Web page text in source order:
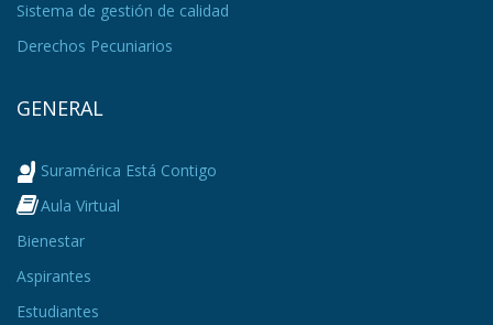
Sistema de gestión de calidad
Derechos Pecuniarios
GENERAL
Suramérica Está Contigo
Aula Virtual
Bienestar
Aspirantes
Estudiantes